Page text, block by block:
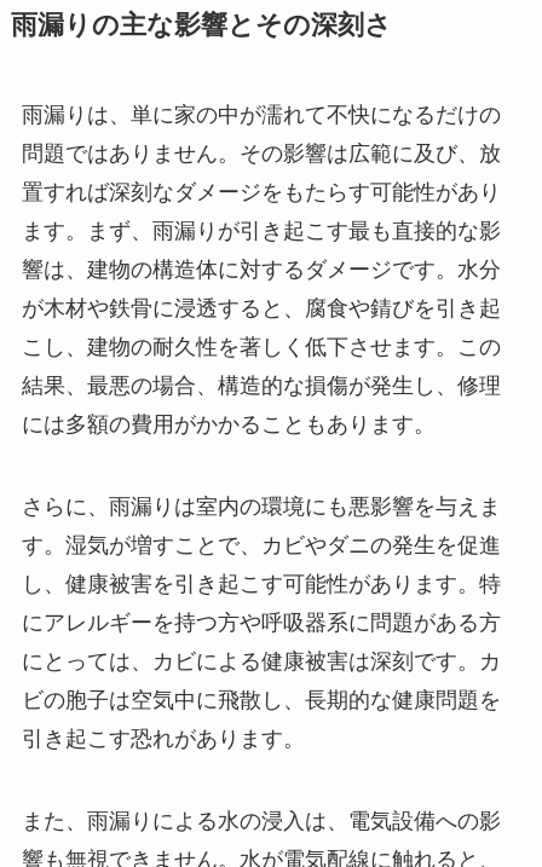
雨漏りの主な影響とその深刻さ
雨漏りは、単に家の中が濡れて不快になるだけの
問題ではありません。その影響は広範に及び、放
置すれば深刻なダメージをもたらす可能性があり
ます。まず、雨漏りが引き起こす最も直接的な影
響は、建物の構造体に対するダメージです。水分
が木材や鉄骨に浸透すると、腐食や錆びを引き起
こし、建物の耐久性を著しく低下させます。この
結果、最悪の場合、構造的な損傷が発生し、修理
には多額の費用がかかることもあります。
さらに、雨漏りは室内の環境にも悪影響を与えま
す。湿気が増すことで、カビやダニの発生を促進
し、健康被害を引き起こす可能性があります。特
にアレルギーを持つ方や呼吸器系に問題がある方
にとっては、カビによる健康被害は深刻です。カ
ビの胞子は空気中に飛散し、長期的な健康問題を
引き起こす恐れがあります。
また、雨漏りによる水の浸入は、電気設備への影
響も無視できません。水が電気配線に触れると、